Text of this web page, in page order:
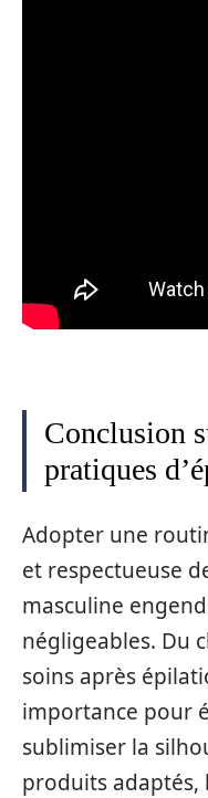
Conclusion
pratiques
Adopter une
et respectueuse
masculine
négligeables. Du
soins après
importance pour
sublimiser la
produits adaptés,